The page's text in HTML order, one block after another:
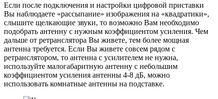
Если после подключения и настройки цифровой приставки
Вы наблюдаете «рассыпание» изображения на «квадратики»,
слышите щелкающие звуки, то возможно Вам необходимо
подобрать антенну с нужным коэффициентом усиления. Чем
дальше от ретранслятора Вы живете, тем более мощная
антенна требуется. Если Вы живете совсем рядом с
ретранслятором, то антенна с усилителем не нужна,
используйте малогабаритную антенну с небольшим
коэффициентом усиления антенны 4-8 дБ, можно
использовать комнатные антенны на подставке.